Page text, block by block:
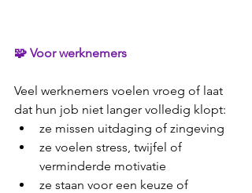
🧩 Voor werknemers
Veel werknemers voelen vroeg of laat
dat hun job niet langer volledig klopt:
ze missen uitdaging of zingeving
ze voelen stress, twijfel of
verminderde motivatie
ze staan voor een keuze of